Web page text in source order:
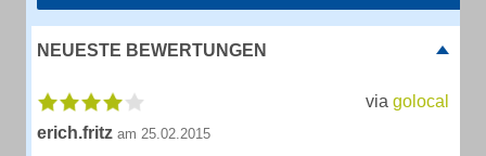
NEUESTE BEWERTUNGEN
via golocal
erich.fritz am 25.02.2015